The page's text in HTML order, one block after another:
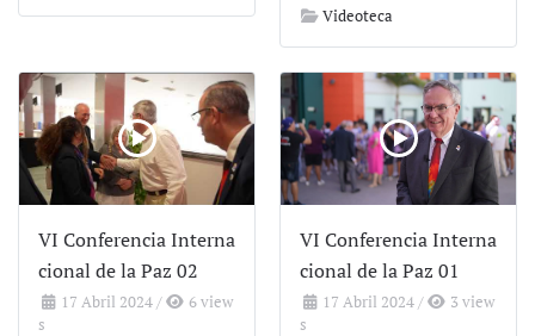
Videoteca
VI Conferencia Interna
cional de la Paz 02
17 Abril 2024 /
6 view
s
VI Conferencia Interna
cional de la Paz 01
17 Abril 2024 /
3 view
s